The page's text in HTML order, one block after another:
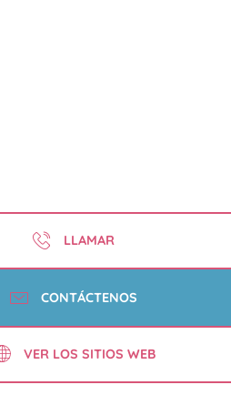
LLAMAR
CONTÁCTENOS
VER LOS SITIOS WEB